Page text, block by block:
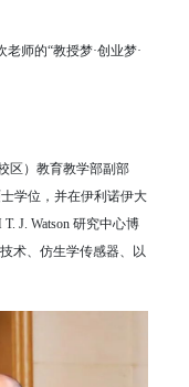
师的“教授梦·创业梦·
）教育教学部副部
学位，并在伊利诺伊大
J. Watson 研究中心博
术、仿生学传感器、以